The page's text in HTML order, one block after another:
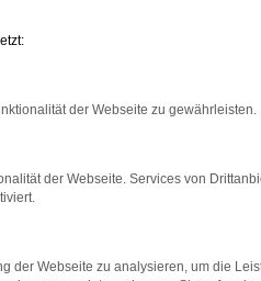
Jakob Trading GmbH
D-08223 Neustadt/Vogtland
der Webseite zu gewährleisten.
der Webseite. Services von
der Webseite zu analysieren, um die